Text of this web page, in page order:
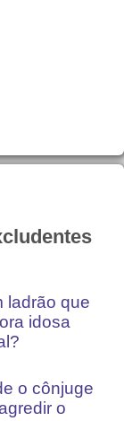
ladrão que
idosa
o cônjuge
o